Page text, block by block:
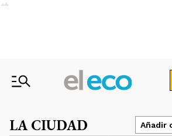
Ads
LA CIUDAD Añadir